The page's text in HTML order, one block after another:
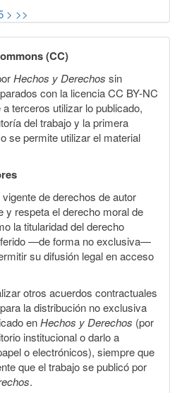
> >>
(CC)
Hechos y Derechos sin
con la licencia CC BY-NC
terceros utilizar lo publicado,
del trabajo y la primera
se permite utilizar el material
de derechos de autor
y respeta el derecho moral de
la titularidad del derecho
—de forma no exclusiva—
su difusión legal en acceso
otros acuerdos contractuales
la distribución no exclusiva
enHechos y Derechos (por
institucional o darlo a
o electrónicos), siempre que
que el trabajo se publicó por
.